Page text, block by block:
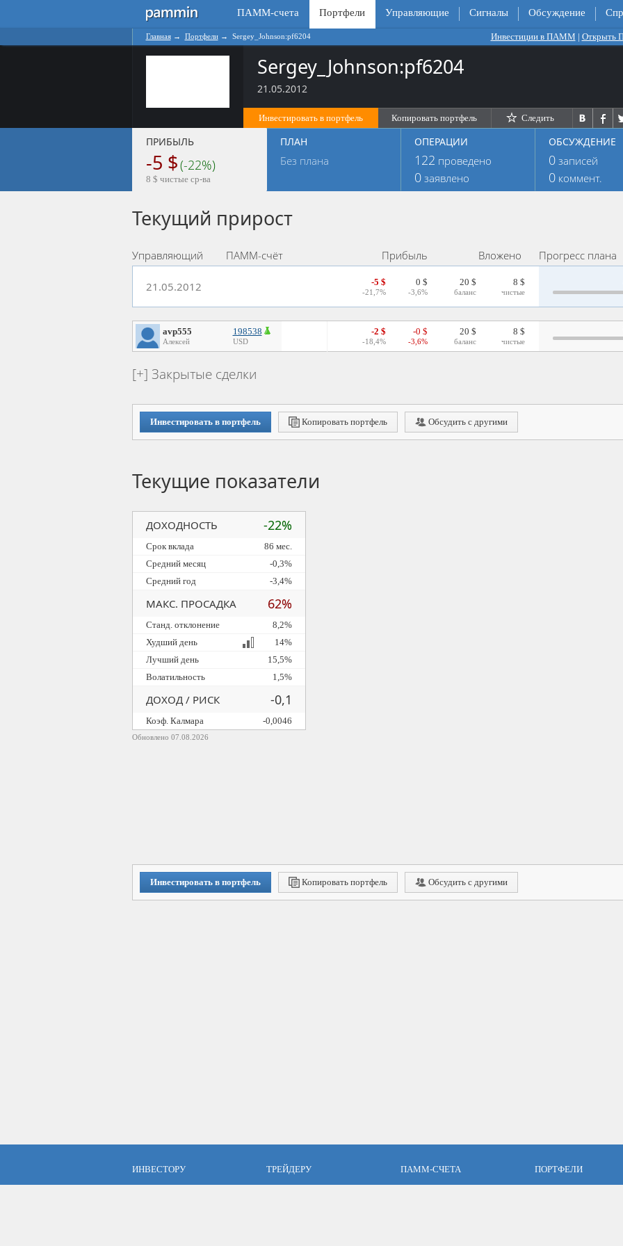
ПАММ-счета Портфели Управляющие Сигналы Обсуждение
Главная→ Портфели→ Sergey_Johnson:pf6204 Инвестиции в ПАММ |
Sergey_Johnson:pf6204
21.05.2012
Инвестировать в портфель Копировать портфель Следить
ПРИБЫЛЬ
-5 $(-22%)
8 $ чистые ср-ва
ПЛАН
Без плана
ОПЕРАЦИИ
122 проведено
0заявлено
ОБСУЖДЕНИЕ
0записей
0коммент.
Текущий прирост
Управляющий ПАММ-счёт Прибыль Вложено Прогресс плана
21.05.2012 -5 $
-21,7%
0 $
-3,6%
20 $
баланс
8 $
чистые
avp555
Алексей
198538
USD
-2 $
-18,4%
-0 $
-3,6%
20 $
баланс
8 $
чистые
Закрытые сделки
Инвестировать в портфель Копировать портфель Обсудить с другими
Текущие показатели
Обновлено 07.08.2026
ДОХОДНОСТЬ -22%
Срок вклада
86 мес.
Средний месяц
-0,3%
Средний год
-3,4%
МАКС. ПРОСАДКА 62%
Станд. отклонение
8,2%
Худший день
14%
Лучший день
15,5%
Волатильность
1,5%
ДОХОД / РИСК -0,1
Коэф. Калмара -0,0046
Инвестировать в портфель Копировать портфель Обсудить с другими
ИНВЕСТОРУ
ТРЕЙДЕРУ
ПАММ-СЧЕТА
ПОРТФЕЛИ